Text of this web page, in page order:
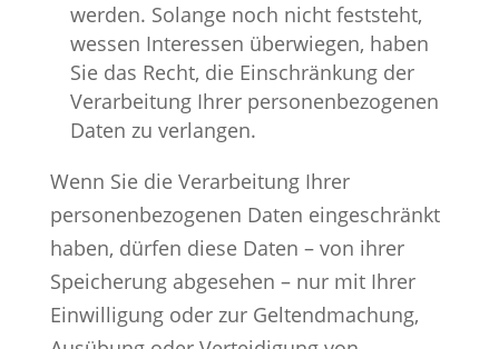
werden. Solange noch nicht feststeht,
wessen Interessen überwiegen, haben
Sie das Recht, die Einschränkung der
Verarbeitung Ihrer personenbezogenen
Daten zu verlangen.
Wenn Sie die Verarbeitung Ihrer
personenbezogenen Daten eingeschränkt
haben, dürfen diese Daten – von ihrer
Speicherung abgesehen – nur mit Ihrer
Einwilligung oder zur Geltendmachung,